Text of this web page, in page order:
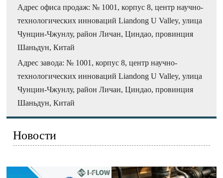
Адрес офиса продаж: № 1001, корпус 8, центр научно-
технологических инноваций Liandong U Valley, улица
Чунцин-Чжунлу, район Личан, Циндао, провинция
Шаньдун, Китай
Адрес завода: № 1001, корпус 8, центр научно-
технологических инноваций Liandong U Valley, улица
Чунцин-Чжунлу, район Личан, Циндао, провинция
Шаньдун, Китай
Новости